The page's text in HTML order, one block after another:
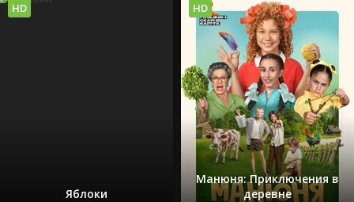
Яблоки
HD
Манюня: Приключения в
деревне
HD